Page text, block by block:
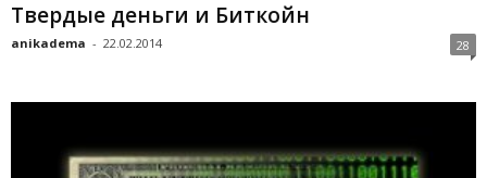
Твердые деньги и Биткойн
anikadema - 22.02.2014 28